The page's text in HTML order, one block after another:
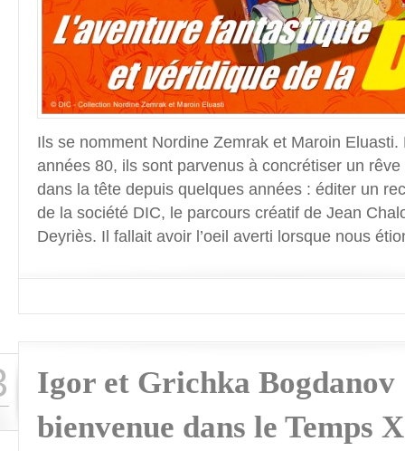
Ils se nomment Nordine Zemrak et Maroin Eluasti.
années 80, ils sont parvenus à concrétiser un
dans la tête depuis quelques années : éditer un
de la société DIC, le parcours créatif de Jean
Deyriès. Il fallait avoir l’oeil averti lorsque nous
Igor et Grichka Bogdanov
bienvenue dans le Temps X